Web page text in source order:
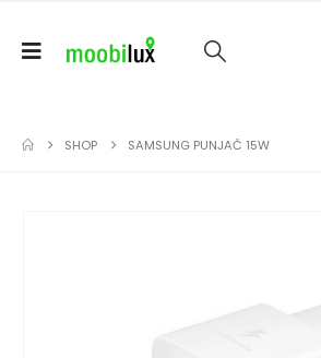
SHOP SAMSUNG PUNJAČ 15W